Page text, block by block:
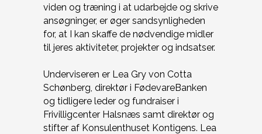
viden og træning i at udarbejde og skrive
ansøgninger, er øger sandsynligheden
for, at I kan skaffe de nødvendige midler
til jeres aktiviteter, projekter og indsatser.
Underviseren er Lea Gry von Cotta
Schønberg, direktør i FødevareBanken
og tidligere leder og fundraiser i
Frivilligcenter Halsnæs samt direktør og
stifter af Konsulenthuset Kontigens. Lea